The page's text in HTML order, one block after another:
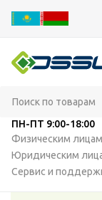
ПН-ПТ 9:00-18:00
Физическим лицам
Юридическим
Сервис и